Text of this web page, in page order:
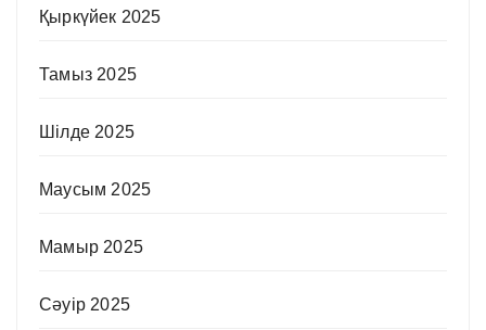
Қыркүйек 2025
Тамыз 2025
Шілде 2025
Маусым 2025
Мамыр 2025
Сәуір 2025